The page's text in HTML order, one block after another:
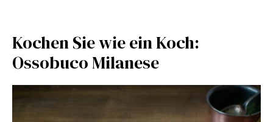
Kochen Sie wie ein Koch:
Ossobuco Milanese